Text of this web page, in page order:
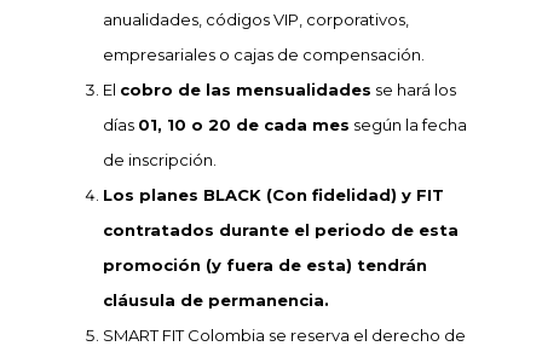
anualidades, códigos VIP, corporativos,
empresariales o cajas de compensación.
El cobro de las mensualidades se hará los
días 01, 10 o 20 de cada mes según la fecha
de inscripción.
Los planes BLACK (Con fidelidad) y FIT
contratados durante el periodo de esta
promoción (y fuera de esta) tendrán
cláusula de permanencia.
SMART FIT Colombia se reserva el derecho de